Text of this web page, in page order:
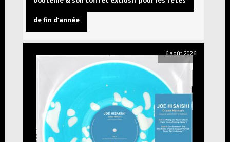
de fin d’année
6 août 2026